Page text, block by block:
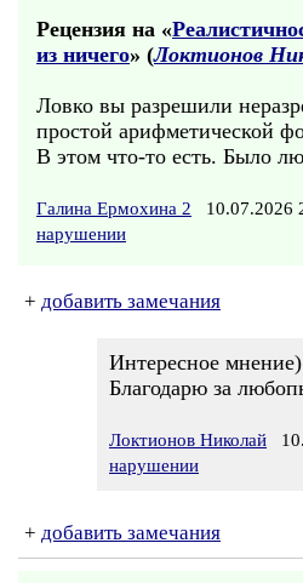
Рецензия на «
из ничего» (Локтионов
Ловко вы разрешили
простой арифметической
В этом что-то есть. Было
Галина Ермохина 2 10.07.2026
нарушении
+ добавить замечания
Интересное мнение)
Благодарю за
Локтионов Николай
нарушении
+ добавить замечания